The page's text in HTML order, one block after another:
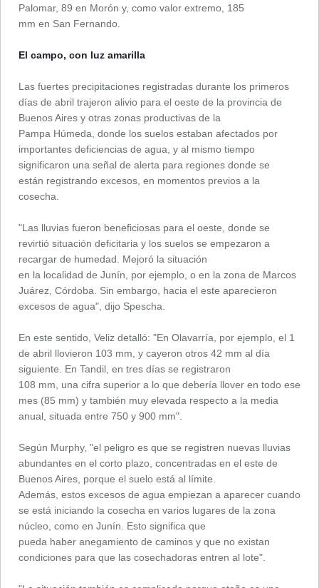
Palomar, 89 en Morón y, como valor extremo, 185
mm en San Fernando.
El campo, con luz amarilla
Las fuertes precipitaciones registradas durante los primeros
días de abril trajeron alivio para el oeste de la provincia de
Buenos Aires y otras zonas productivas de la
Pampa Húmeda, donde los suelos estaban afectados por
importantes deficiencias de agua, y al mismo tiempo
significaron una señal de alerta para regiones donde se
están registrando excesos, en momentos previos a la
cosecha.
"Las lluvias fueron beneficiosas para el oeste, donde se
revirtió situación deficitaria y los suelos se empezaron a
recargar de humedad. Mejoró la situación
en la localidad de Junín, por ejemplo, o en la zona de Marcos
Juárez, Córdoba. Sin embargo, hacia el este aparecieron
excesos de agua", dijo Spescha.
En este sentido, Veliz detalló: "En Olavarría, por ejemplo, el 1
de abril llovieron 103 mm, y cayeron otros 42 mm al día
siguiente. En Tandil, en tres días se registraron
108 mm, una cifra superior a lo que debería llover en todo ese
mes (85 mm) y también muy elevada respecto a la media
anual, situada entre 750 y 900 mm".
Según Murphy, "el peligro es que se registren nuevas lluvias
abundantes en el corto plazo, concentradas en el este de
Buenos Aires, porque el suelo está al límite.
Además, estos excesos de agua empiezan a aparecer cuando
se está iniciando la cosecha en varios lugares de la zona
núcleo, como en Junín. Esto significa que
pueda haber anegamiento de caminos y que no existan
condiciones para que las cosechadoras entren al lote".